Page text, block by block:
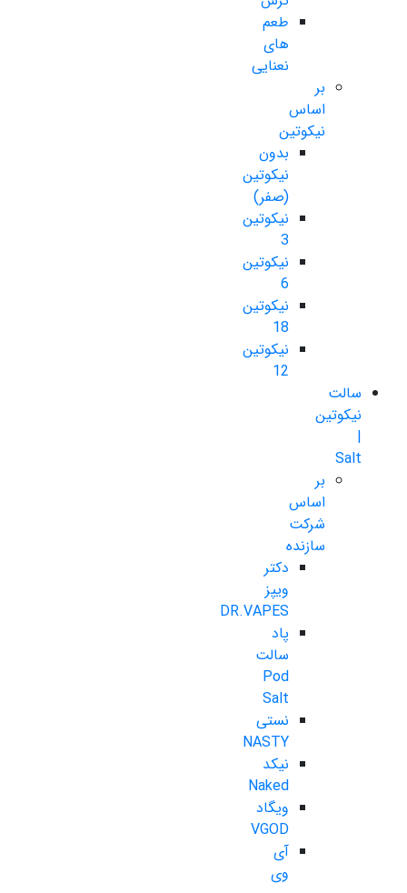
طعم
های
نعنایی
بر
اساس
نیکوتین
بدون
نیکوتین
(صفر)
نیکوتین
3
نیکوتین
6
نیکوتین
18
نیکوتین
12
سالت
نیکوتین
|
Salt
بر
اساس
شرکت
سازنده
دکتر
ویپز
DR.VAPES
پاد
سالت
Pod
Salt
نستی
NASTY
نیکد
Naked
ویگاد
VGOD
آی
وی